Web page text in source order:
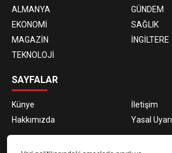
ALMANYA
GÜNDEM
EKONOMİ
SAĞLIK
MAGAZİN
İNGİLTERE
TEKNOLOJİ
SAYFALAR
Künye
İletişim
Hakkımızda
Yasal Uyarı